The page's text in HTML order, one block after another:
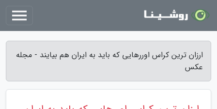
ارزان ترین کراس اوررهایی که باید به ایران هم بیایند - مجله
عکس